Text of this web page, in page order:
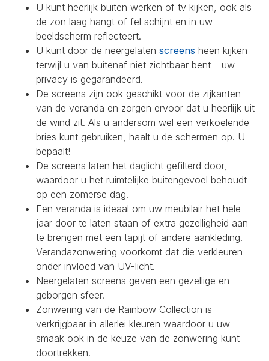
U kunt heerlijk buiten werken of tv kijken, ook als
de zon laag hangt of fel schijnt en in uw
beeldscherm reflecteert.
U kunt door de neergelaten screens heen kijken
terwijl u van buitenaf niet zichtbaar bent – uw
privacy is gegarandeerd.
De screens zijn ook geschikt voor de zijkanten
van de veranda en zorgen ervoor dat u heerlijk uit
de wind zit. Als u andersom wel een verkoelende
bries kunt gebruiken, haalt u de schermen op. U
bepaalt!
De screens laten het daglicht gefilterd door,
waardoor u het ruimtelijke buitengevoel behoudt
op een zomerse dag.
Een veranda is ideaal om uw meubilair het hele
jaar door te laten staan of extra gezelligheid aan
te brengen met een tapijt of andere aankleding.
Verandazonwering voorkomt dat die verkleuren
onder invloed van UV-licht.
Neergelaten screens geven een gezellige en
geborgen sfeer.
Zonwering van de Rainbow Collection is
verkrijgbaar in allerlei kleuren waardoor u uw
smaak ook in de keuze van de zonwering kunt
doortrekken.